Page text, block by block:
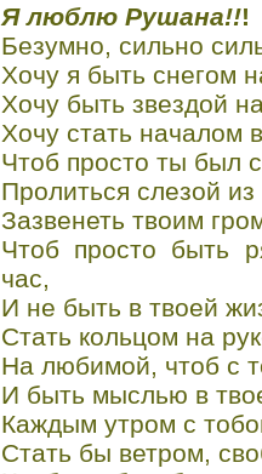
Я люблю Рушана!!!
Безумно, сильно
Хочу я быть снегом
Хочу быть звездой
Хочу стать началом
Чтоб просто ты был
Пролиться слезой из
Зазвенеть твоим
Чтоб просто быть
час,
И не быть в твоей
Стать кольцом на
На любимой, чтоб с
И быть мыслью в
Каждым утром с
Стать бы ветром,